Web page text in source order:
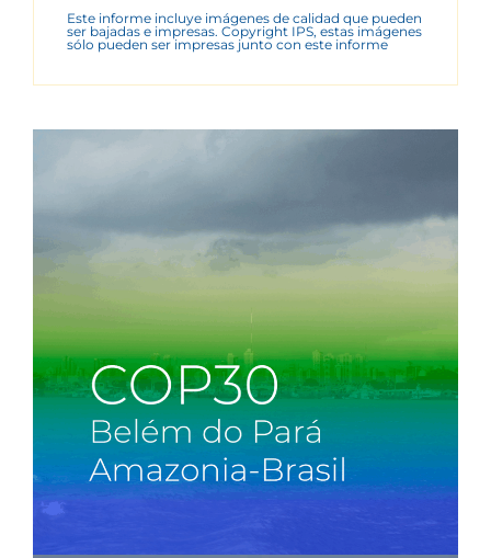
Este informe incluye imágenes de calidad que pueden
ser bajadas e impresas. Copyright IPS, estas imágenes
sólo pueden ser impresas junto con este informe